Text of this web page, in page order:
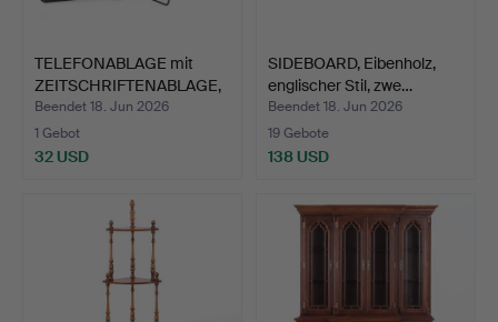
TELEFONABLAGE mit
ZEITSCHRIFTENABLAGE,
Tea…
Beendet 18. Jun 2026
1 Gebot
32 USD
SIDEBOARD, Eibenholz,
englischer Stil, zwe…
Beendet 18. Jun 2026
19 Gebote
138 USD